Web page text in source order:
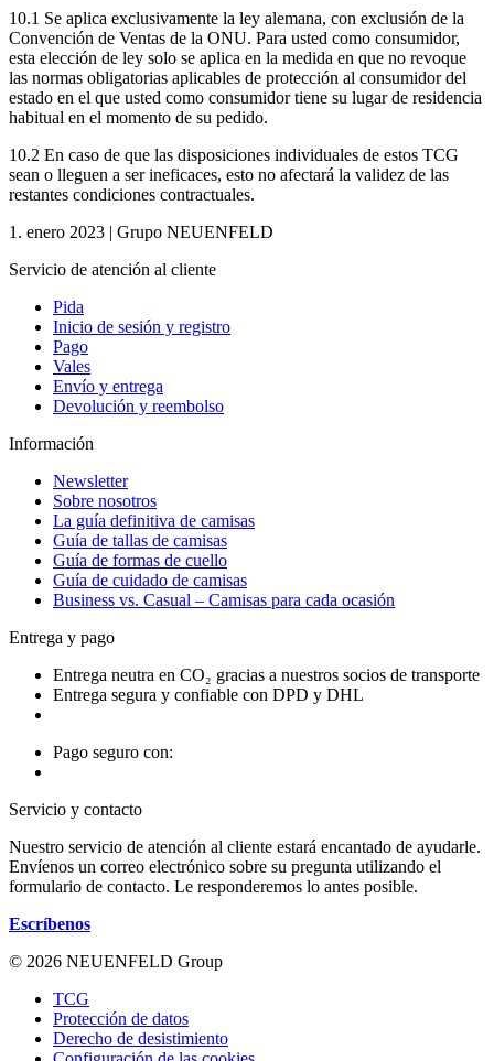
10.1 Se aplica exclusivamente la ley alemana, con exclusión de la
Convención de Ventas de la ONU. Para usted como consumidor,
esta elección de ley solo se aplica en la medida en que no revoque
las normas obligatorias aplicables de protección al consumidor del
estado en el que usted como consumidor tiene su lugar de residencia
habitual en el momento de su pedido.
10.2 En caso de que las disposiciones individuales de estos TCG
sean o lleguen a ser ineficaces, esto no afectará la validez de las
restantes condiciones contractuales.
1. enero 2023 | Grupo NEUENFELD
Servicio de atención al cliente
Pida
Inicio de sesión y registro
Pago
Vales
Envío y entrega
Devolución y reembolso
Información
Newsletter
Sobre nosotros
La guía definitiva de camisas
Guía de tallas de camisas
Guía de formas de cuello
Guía de cuidado de camisas
Business vs. Casual – Camisas para cada ocasión
Entrega y pago
Entrega neutra en CO₂ gracias a nuestros socios de transporte
Entrega segura y confiable con DPD y DHL
Pago seguro con:
Servicio y contacto
Nuestro servicio de atención al cliente estará encantado de ayudarle.
Envíenos un correo electrónico sobre su pregunta utilizando el
formulario de contacto. Le responderemos lo antes posible.
Escríbenos
© 2026 NEUENFELD Group
TCG
Protección de datos
Derecho de desistimiento